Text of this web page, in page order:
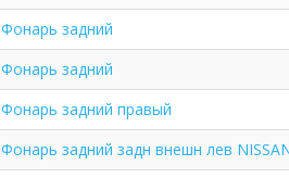
Фонарь задний
Фонарь задний
Фонарь задний правый
Фонарь задний задн внешн лев